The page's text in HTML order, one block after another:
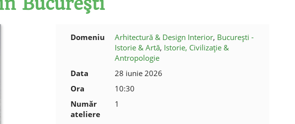
Domeniu Arhitectură & Design Interior, București -
Istorie & Artă, Istorie, Civilizație &
Antropologie
Data
28 iunie 2026
Ora
10:30
Număr
ateliere
1